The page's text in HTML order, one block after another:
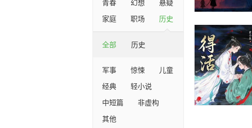
青春
幻想
悬疑
家庭
职场 历史
全部 历史
军事 惊悚
儿童
经典
轻小说
中短篇
非虚构
其他